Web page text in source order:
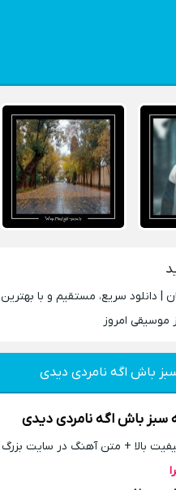
| دانلود سریع، مستقیم و با بهترین
موسیقی امروز
باش اگه نامردی دیدی
باش اگه نامردی دیدی
بالا + متن آهنگ در سایت بزرگ